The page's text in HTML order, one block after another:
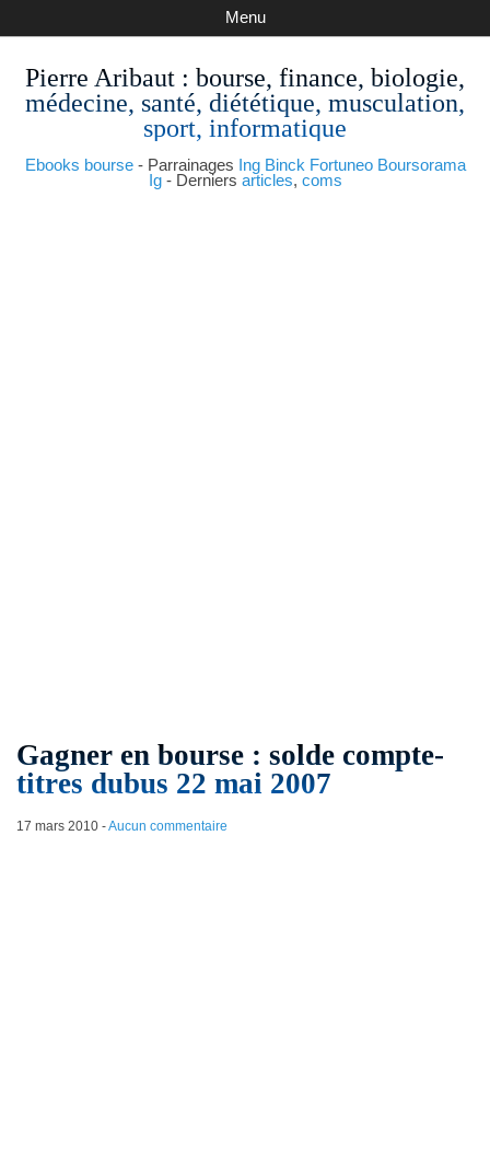
Pierre Aribaut : bourse, finance, biologie,
médecine, santé, diététique, musculation,
sport, informatique
Ebooks bourse- Parrainages Ing Binck Fortuneo Boursorama
Ig- Derniers articles, coms
Menu
Gagner en bourse : solde compte-
titres dubus 22 mai 2007
17 mars 2010-Aucun commentaire